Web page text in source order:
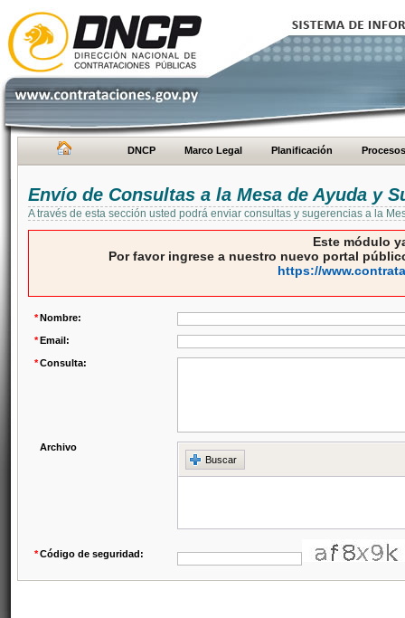
DNCP Marco Legal Planificación Procesos
Envío de Consultas a la Mesa de Ayuda y
A través de esta sección usted podrá enviar consultas y sugerencias a la
Este módulo
Por favor ingrese a nuestro nuevo portal
https://
*Nombre:
*Email:
*Consulta:
Archivo
Buscar
*Código de seguridad: